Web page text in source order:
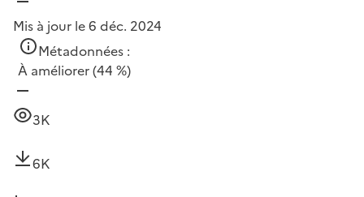
Mis à jour le 6 déc. 2024
Métadonnées :
À améliorer(44 %)
3K
6K